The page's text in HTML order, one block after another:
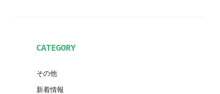
CATEGORY
その他
新着情報